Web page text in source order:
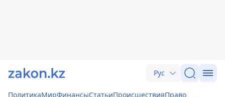
Рус
ПолитикаМирФинансыСтатьиПроисшествияПраво